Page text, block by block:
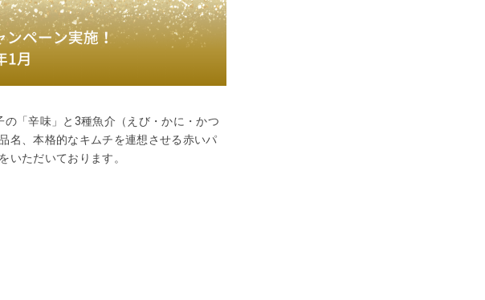
の「辛味」と 3種魚介（えび・かに・かつ
名、本格的なキムチを連想させる赤いパ
いただいております。